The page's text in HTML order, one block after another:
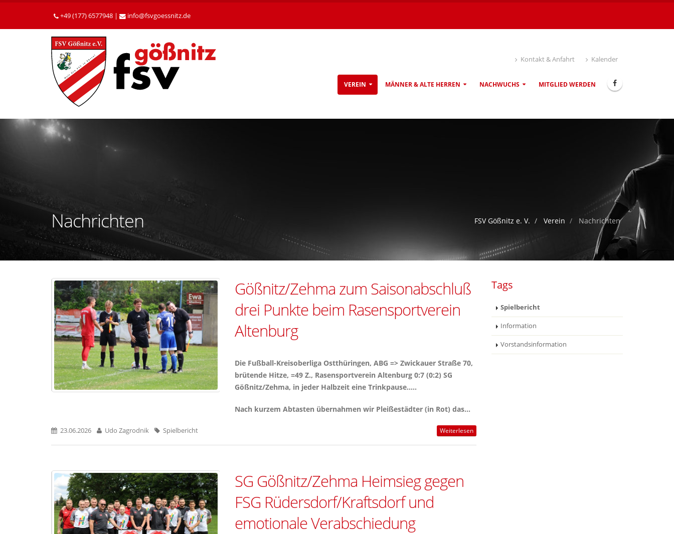
Betätigen
die
+49 (177) 6577948 | info fsvgoessnitzde
Kontakt & Anfahrt Kalender
VEREIN MÄNNER & ALTE HERREN NACHWUCHS MITGLIED WERDEN
Nachrichten FSV Gößnitz e. V. Verein Nachrichten
Gößnitz/Zehma zum Saisonabschluß
drei Punkte beim Rasensportverein
Altenburg
Die Fußball-Kreisoberliga Ostthüringen, ABG => Zwickauer Straße 70,
brütende Hitze, =49 Z., Rasensportverein Altenburg 0:7 (0:2) SG
Gößnitz/Zehma, in jeder Halbzeit eine Trinkpause.....
Nach kurzem Abtasten übernahmen wir Pleißestädter (in Rot) das...
23.06.2026 Udo Zagrodnik Spielbericht Weiterlesen
SG Gößnitz/Zehma Heimsieg gegen
FSG Rüdersdorf/Kraftsdorf und
emotionale Verabschiedung
Tags
Spielbericht
Information
Vorstandsinformation